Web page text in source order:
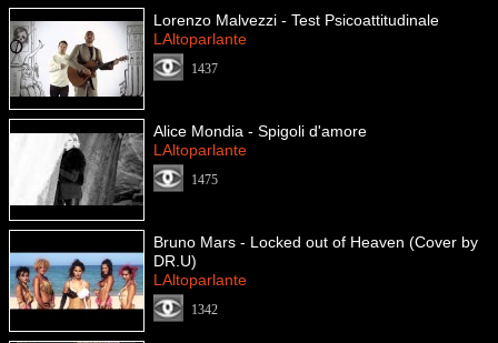
Lorenzo Malvezzi - Test Psicoattitudinale
LAltoparlante
1437
Alice Mondia - Spigoli d'amore
LAltoparlante
1475
Bruno Mars - Locked out of Heaven (Cover by
DR.U)
LAltoparlante
1342